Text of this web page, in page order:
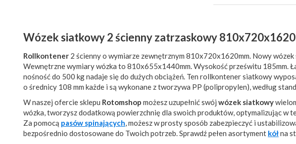
Wózek siatkowy 2 ścienny zatrzaskowy
Rollkontener 2 ścienny o wymiarze zewnętrznym 810x720x1620mm. Nowy
Wewnętrzne wymiary wózka to 810x655x1440mm. Wysokość prześwitu 185mm.
nośność do 500 kg nadaje się do dużych obciążeń. Ten rollkontener siatkowy
o średnicy 108 mm każde i są wykonane z tworzywa PP (polipropylen), według
W naszej ofercie sklepu Rotomshop możesz uzupełnić swój wózek siatkowy
wózka, tworzysz dodatkową powierzchnię dla swoich produktów, optymalizując w
Za pomocą pasów spinających, możesz w prosty sposób zabezpieczyć i
bezpośrednio dostosowane do Twoich potrzeb. Sprawdź pełen asortyment kółna